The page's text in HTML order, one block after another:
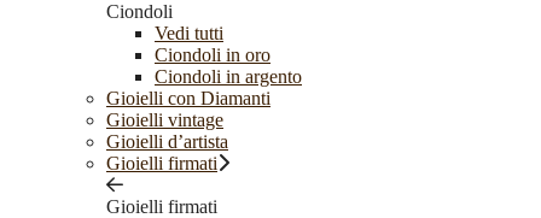
Ciondoli
Vedi tutti
Ciondoli in oro
Ciondoli in argento
Gioielli con Diamanti
Gioielli vintage
Gioielli d’artista
Gioielli firmati
Gioielli firmati